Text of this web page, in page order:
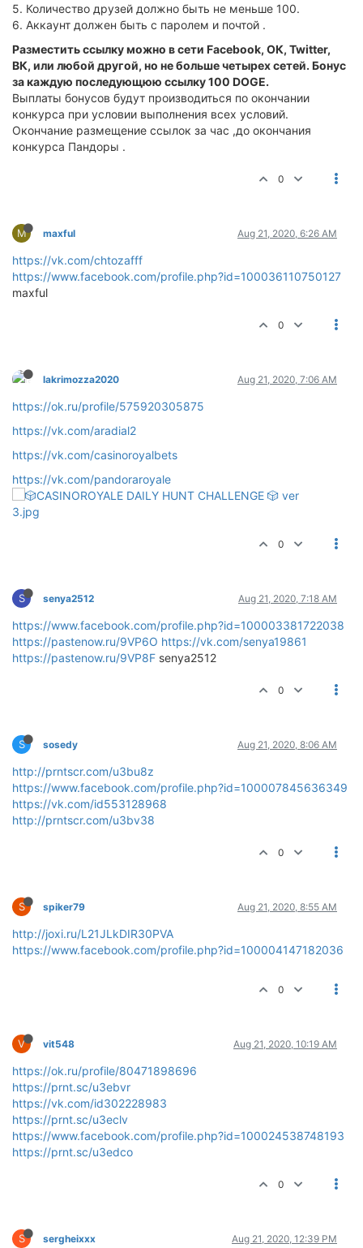
5. Количество друзей должно быть не меньше 100.
6. Аккаунт должен быть с паролем и почтой .
Разместить ссылку можно в сети Facebook, ОК, Twitter,
ВК, или любой другой, но не больше четырех сетей. Бонус
за каждую последующюю ссылку 100 DOGE.
Выплаты бонусов будут производиться по окончании
конкурса при условии выполнения всех условий.
Окончание размещение ссылок за час ,до окончания
конкурса Пандоры .
0
M maxful Aug 21, 2020, 6:26 AM
https://vk.com/chtozafff
https://www.facebook.com/profile.php?id=100036110750127
maxful
0
lakrimozza2020 Aug 21, 2020, 7:06 AM
https://ok.ru/profile/575920305875
https://vk.com/aradial2
https://vk.com/casinoroyalbets
https://vk.com/pandoraroyale
0
S senya2512 Aug 21, 2020, 7:18 AM
https://www.facebook.com/profile.php?id=100003381722038
https://pastenow.ru/9VP6O https://vk.com/senya19861
https://pastenow.ru/9VP8F senya2512
0
S sosedy Aug 21, 2020, 8:06 AM
http://prntscr.com/u3bu8z
https://www.facebook.com/profile.php?id=100007845636349
https://vk.com/id553128968
http://prntscr.com/u3bv38
0
S spiker79 Aug 21, 2020, 8:55 AM
http://joxi.ru/L21JLkDIR30PVA
https://www.facebook.com/profile.php?id=100004147182036
0
V vit548 Aug 21, 2020, 10:19 AM
https://ok.ru/profile/80471898696
https://prnt.sc/u3ebvr
https://vk.com/id302228983
https://prnt.sc/u3eclv
https://www.facebook.com/profile.php?id=100024538748193
https://prnt.sc/u3edco
0
S sergheixxx Aug 21, 2020, 12:39 PM